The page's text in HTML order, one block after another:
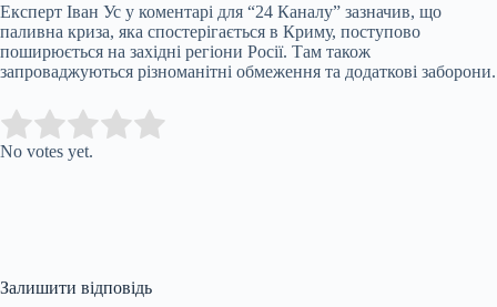
Експерт Іван Ус у коментарі для “24 Каналу” зазначив, що
паливна криза, яка спостерігається в Криму, поступово
поширюється на західні регіони Росії. Там також
запроваджуються різноманітні обмеження та додаткові заборони.
Rate this item:
No votes yet.
Залишити відповідь